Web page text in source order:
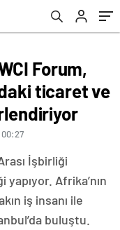
Forum,
ticaret ve
İşbirliği
Afrika’nın
iş insanı ile
buluştu.